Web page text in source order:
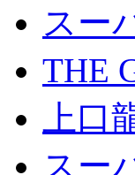
スー
THE
上
スー